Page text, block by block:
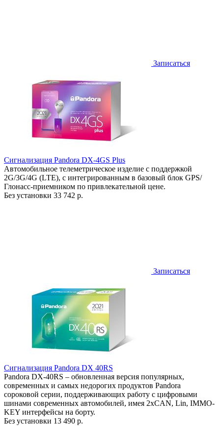
Записаться
Сигнализация Pandora DX-4GS Plus
Автомобильное телеметрическое изделие с поддержкой
2G/3G/4G (LTE), с интегрированным в базовый блок GPS/
Глонасс-приемником по привлекательной цене.
Без установки 33 742 р.
Записаться
Сигнализация Pandora DX 40RS
Pandora DX-40RS – обновленная версия популярных,
современных и самых недорогих продуктов Pandora
сороковой серии, поддерживающих работу с цифровыми
шинами современных автомобилей, имея 2хCAN, Lin, IMMO-
KEY интерфейсы на борту.
Без установки 13 490 р.